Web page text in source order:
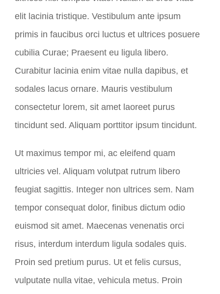
elit lacinia tristique. Vestibulum ante ipsum
primis in faucibus orci luctus et ultrices posuere
cubilia Curae; Praesent eu ligula libero.
Curabitur lacinia enim vitae nulla dapibus, et
sodales lacus ornare. Mauris vestibulum
consectetur lorem, sit amet laoreet purus
tincidunt sed. Aliquam porttitor ipsum tincidunt.
Ut maximus tempor mi, ac eleifend quam
ultricies vel. Aliquam volutpat rutrum libero
feugiat sagittis. Integer non ultrices sem. Nam
tempor consequat dolor, finibus dictum odio
euismod sit amet. Maecenas venenatis orci
risus, interdum interdum ligula sodales quis.
Proin sed pretium purus. Ut et felis cursus,
vulputate nulla vitae, vehicula metus. Proin